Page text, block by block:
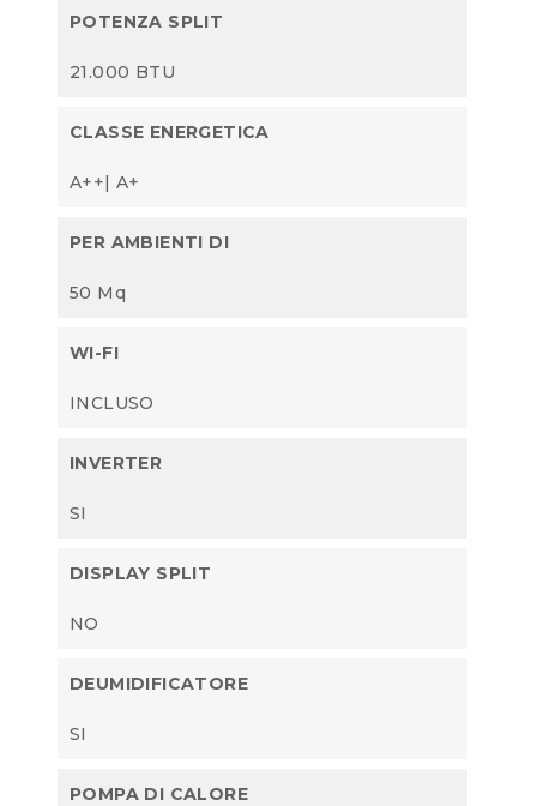
POTENZA SPLIT
21.000 BTU
CLASSE ENERGETICA
A++| A+
PER AMBIENTI DI
50 Mq
WI-FI
INCLUSO
INVERTER
SI
DISPLAY SPLIT
NO
DEUMIDIFICATORE
SI
POMPA DI CALORE